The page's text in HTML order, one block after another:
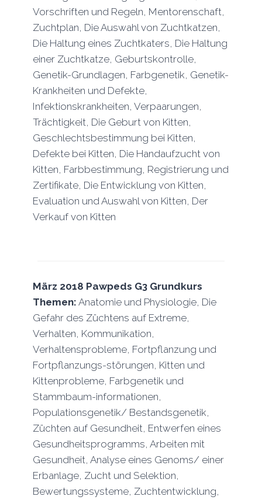
Vorschriften und Regeln, Mentorenschaft,
Zuchtplan, Die Auswahl von Zuchtkatzen,
Die Haltung eines Zuchtkaters, Die Haltung
einer Zuchtkatze, Geburtskontrolle,
Genetik-Grundlagen, Farbgenetik, Genetik-
Krankheiten und Defekte,
Infektionskrankheiten, Verpaarungen,
Trächtigkeit, Die Geburt von Kitten,
Geschlechtsbestimmung bei Kitten,
Defekte bei Kitten, Die Handaufzucht von
Kitten, Farbbestimmung, Registrierung und
Zertifikate, Die Entwicklung von Kitten,
Evaluation und Auswahl von Kitten, Der
Verkauf von Kitten
März 2018 Pawpeds G3 Grundkurs
Themen: Anatomie und Physiologie, Die
Gefahr des Züchtens auf Extreme,
Verhalten, Kommunikation,
Verhaltensprobleme, Fortpflanzung und
Fortpflanzungs-störungen, Kitten und
Kittenprobleme, Farbgenetik und
Stammbaum-informationen,
Populationsgenetik/ Bestandsgenetik,
Züchten auf Gesundheit, Entwerfen eines
Gesundheitsprogramms, Arbeiten mit
Gesundheit, Analyse eines Genoms/ einer
Erbanlage, Zucht und Selektion,
Bewertungssysteme, Zuchtentwicklung,